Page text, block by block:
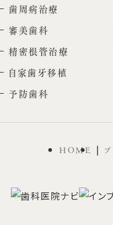
歯周病治療
審美歯科
精密根管治療
自家歯牙移植
予防歯科
HOME